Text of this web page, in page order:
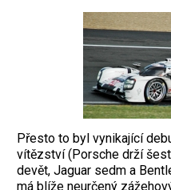
Přesto to byl vynikající
vítězství (Porsche drží
devět, Jaguar sedm a
má blíže neurčený